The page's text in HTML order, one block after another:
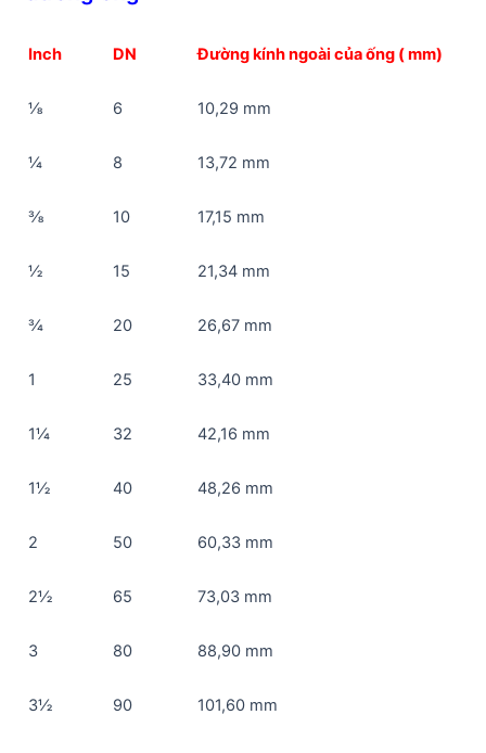
Inch DN Đường kính ngoài của ống ( mm)
⅛ 6 10,29 mm
¼ 8 13,72 mm
⅜ 10 17,15 mm
½ 15 21,34 mm
¾ 20 26,67 mm
1 25 33,40 mm
1¼ 32 42,16 mm
1½ 40 48,26 mm
2 50 60,33 mm
2½ 65 73,03 mm
3 80 88,90 mm
3½ 90 101,60 mm